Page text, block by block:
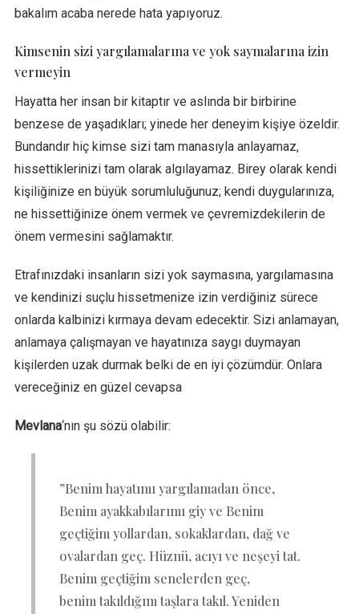
bakalım acaba nerede hata yapıyoruz.
Kimsenin sizi yargılamalarına ve yok saymalarına izin
vermeyin
Hayatta her insan bir kitaptır ve aslında bir birbirine
benzese de yaşadıkları; yinede her deneyim kişiye özeldir.
Bundandır hiç kimse sizi tam manasıyla anlayamaz,
hissettiklerinizi tam olarak algılayamaz. Birey olarak kendi
kişiliğinize en büyük sorumluluğunuz; kendi duygularınıza,
ne hissettiğinize önem vermek ve çevremizdekilerin de
önem vermesini sağlamaktır.
Etrafınızdaki insanların sizi yok saymasına, yargılamasına
ve kendinizi suçlu hissetmenize izin verdiğiniz sürece
onlarda kalbinizi kırmaya devam edecektir. Sizi anlamayan,
anlamaya çalışmayan ve hayatınıza saygı duymayan
kişilerden uzak durmak belki de en iyi çözümdür. Onlara
vereceğiniz en güzel cevapsa
Mevlana‘nın şu sözü olabilir:
”Benim hayatımı yargılamadan önce,
Benim ayakkabılarımı giy ve Benim
geçtiğim yollardan, sokaklardan, dağ ve
ovalardan geç. Hüznü, acıyı ve neşeyi tat.
Benim geçtiğim senelerden geç,
benim takıldığım taşlara takıl. Yeniden